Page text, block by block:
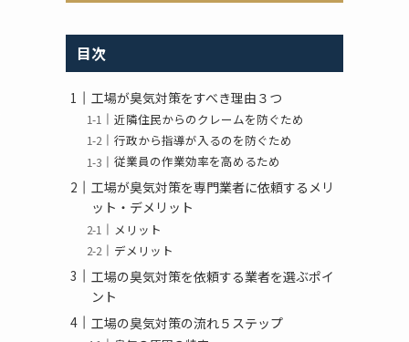
目次
工場が臭気対策をすべき理由３つ
近隣住民からのクレームを防ぐため
行政から指導が入るのを防ぐため
従業員の作業効率を高めるため
工場が臭気対策を専門業者に依頼するメリ
ット・デメリット
メリット
デメリット
工場の臭気対策を依頼する業者を選ぶポイ
ント
工場の臭気対策の流れ５ステップ